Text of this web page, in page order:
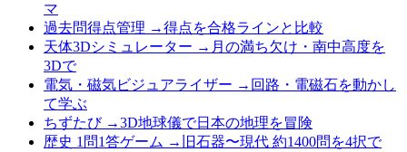
マ
過去問得点管理 →得点を合格ラインと比較
天体3Dシミュレーター → 月の満ち欠け・南中高度を
3Dで
電気・磁気ビジュアライザー → 回路・電磁石を動かし
て学ぶ
ちずたび→3D地球儀で日本の地理を冒険
歴史 1問1答ゲーム → 旧石器〜現代 約1400問を4択で